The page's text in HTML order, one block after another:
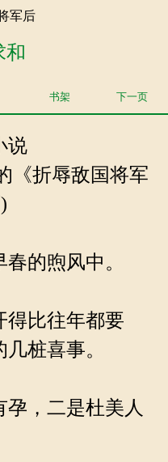
军后
和
书架 下一页
说
《折辱敌国将军
的煦风中。
比往年都要
桩喜事。
，二是杜美人